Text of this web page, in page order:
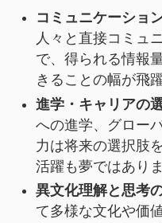
コミュニケーショ
人々と直接コミュ
で、得られる情報
きることの幅が飛
進学・キャリアの
への進学、グロー
力は将来の選択肢
活躍も夢ではありま
異文化理解と思考
て多様な文化や価